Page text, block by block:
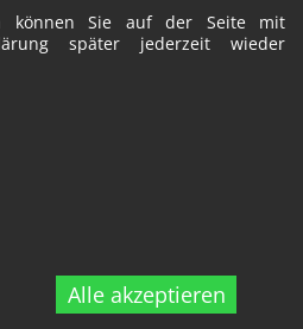
können Sie auf der Seite mit
später jederzeit wieder
Alle akzeptieren